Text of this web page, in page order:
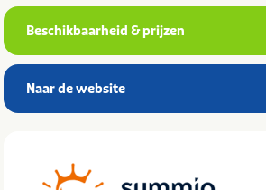
Beschikbaarheid & prijzen
Naar de website